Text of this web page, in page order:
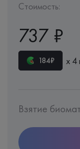
Стоимость:
737 ₽
184₽ х 4
Взятие